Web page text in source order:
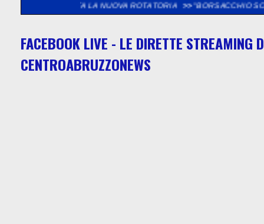
LA NUOVA ROTATORIA >> "BORSACCHIO SOTTO LE STELLE DI
FACEBOOK LIVE - LE DIRETTE STREAMING
CENTROABRUZZONEWS